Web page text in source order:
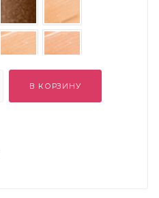
В КОРЗИНУ